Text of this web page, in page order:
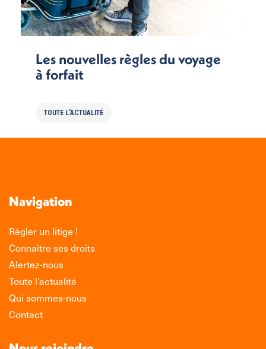
Les nouvelles règles du voyage
à forfait
TOUTE L'ACTUALITÉ
Navigation
Régler un litige !
Connaître ses droits
Alertez-nous
Toute l’actualité
Qui sommes-nous
Contact